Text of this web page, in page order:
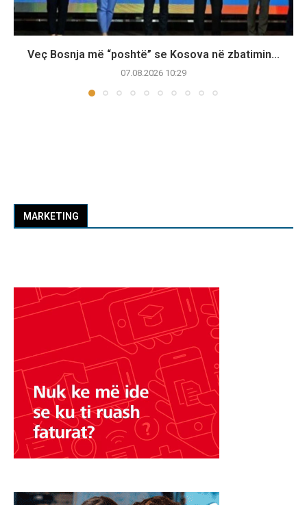
​Veç Bosnja më “poshtë” se Kosova në zbatimin...
07.08.2026 10:29
MARKETING